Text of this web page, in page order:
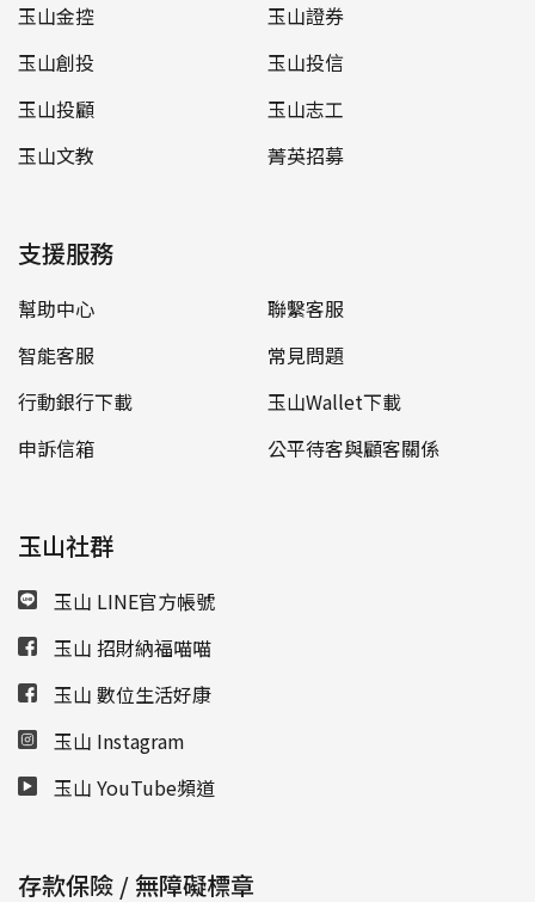
玉山金控
玉山證券
玉山創投
玉山投信
玉山投顧
玉山志工
玉山文教
菁英招募
支援服務
幫助中心
聯繫客服
智能客服
常見問題
行動銀行下載
玉山Wallet下載
申訴信箱
公平待客與顧客關係
玉山社群
玉山 LINE官方帳號
玉山 招財納福喵喵
玉山 數位生活好康
玉山 Instagram
玉山 YouTube頻道
存款保險 / 無障礙標章